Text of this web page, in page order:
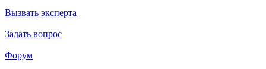
Вызвать эксперта
Задать вопрос
Форум